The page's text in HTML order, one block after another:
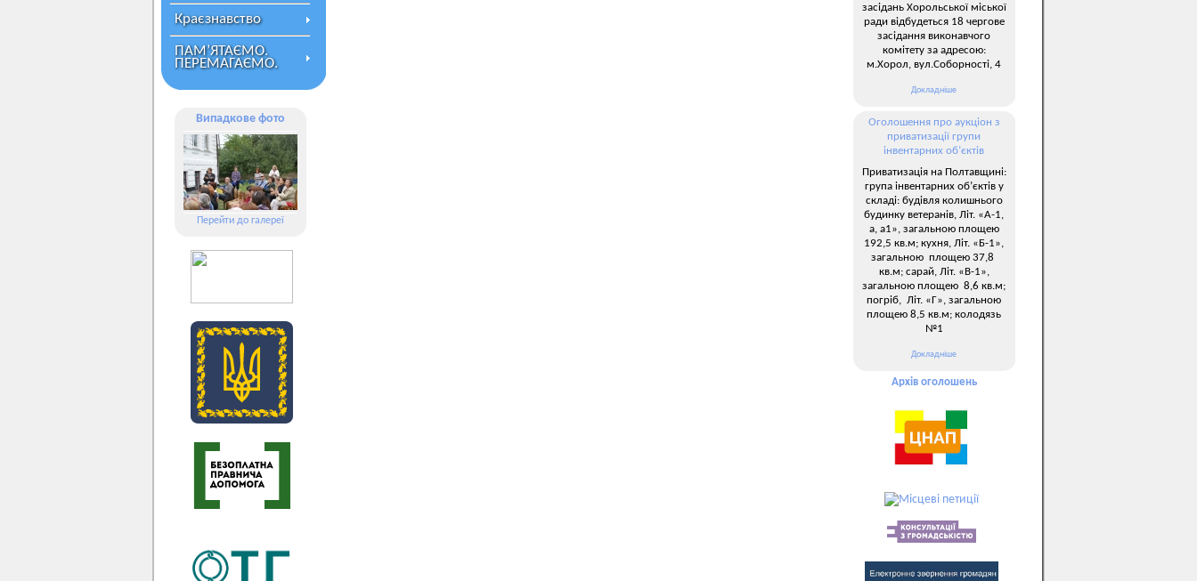
Краєзнавство
ПАМ’ЯТАЄМО.
ПЕРЕМАГАЄМО.
Випадкове фото
Перейти до галереї
засідань Хорольської міської
ради відбудеться 18 чергове
засідання виконавчого
комітету за адресою:
м.Хорол, вул.Соборності, 4
Докладніше
Оголошення про аукціон з
приватизації групи
інвентарних об’єктів
Приватизація на Полтавщині:
група інвентарних об’єктів у
складі: будівля колишнього
будинку ветеранів, Літ. «А-1,
а, а1», загальною площею
192,5 кв.м; кухня, Літ. «Б-1»,
загальною площею 37,8
кв.м; сарай, Літ. «В-1»,
загальною площею 8,6 кв.м;
погріб, Літ. «Г», загальною
площею 8,5 кв.м; колодязь
№1
Докладніше
Архів оголошень